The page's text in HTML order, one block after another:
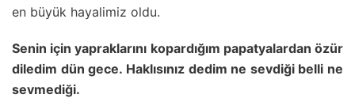
en büyük hayalimiz oldu.
Senin için yapraklarını kopardığım papatyalardan özür
diledim dün gece. Haklısınız dedim ne sevdiği belli ne
sevmediği.